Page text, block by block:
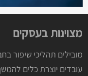
מצוינות בעסקים
מובילים תהליכי שיפור
עובדים יוצרת כלים